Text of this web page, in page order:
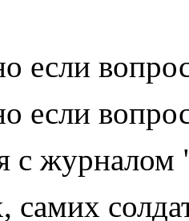
если
если
с
самих